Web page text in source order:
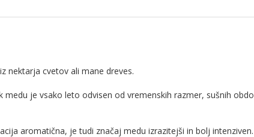
nektarja cvetov ali mane dreves.
je vsako leto odvisen od vremenskih razmer, sušnih
aromatična, je tudi značaj medu izrazitejši in bolj intenziven.